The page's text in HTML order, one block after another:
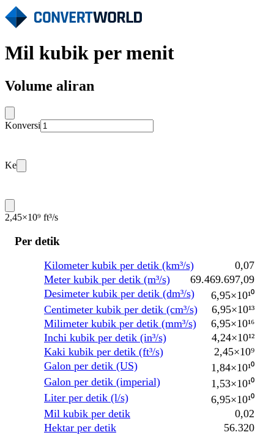
Mil kubik per menit
Volume aliran
Konversi
Ke
2,45×10⁹ ft³/s
Per detik
Kilometer kubik per detik (km³/s)
0,07
Meter kubik per detik (m³/s)
69.469.697,09
Desimeter kubik per detik (dm³/s)
6,95×10¹⁰
Centimeter kubik per detik (cm³/s)
6,95×10¹³
Milimeter kubik per detik (mm³/s)
6,95×10¹⁶
Inchi kubik per detik (in³/s)
4,24×10¹²
Kaki kubik per detik (ft³/s)
2,45×10⁹
Galon per detik (US)
1,84×10¹⁰
Galon per detik (imperial)
1,53×10¹⁰
Liter per detik (l/s)
6,95×10¹⁰
Mil kubik per detik
0,02
Hektar per detik
56.320